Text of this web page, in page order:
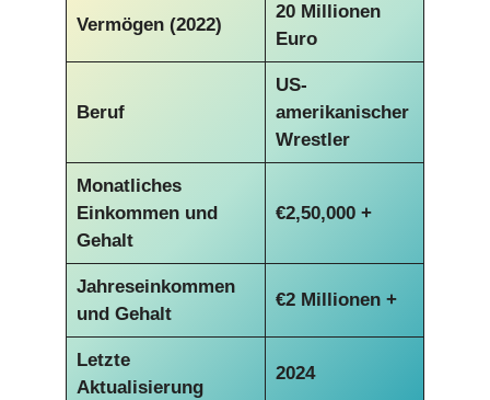
Vermögen (2022)
20 Millionen
Euro
Beruf
US-
amerikanischer
Wrestler
Monatliches
Einkommen und
Gehalt
€2,50,000 +
Jahreseinkommen
und Gehalt
€2 Millionen +
Letzte
Aktualisierung
2024